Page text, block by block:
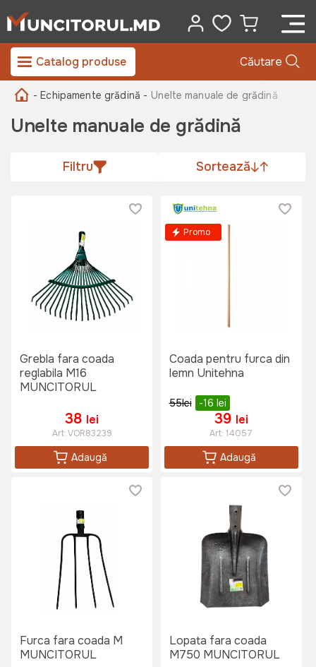
Catalog produse Căutare
- Echipamente grădină - Unelte manuale de grădină
Unelte manuale de grădină
Filtru Sortează
Grebla fara coada
reglabila M16
MUNCITORUL
38 lei
Art:VOR83239
Adaugă
Promo
Coada pentru furca din
lemn Unitehna
55lei -16 lei
39 lei
Art: 14057
Adaugă
Furca fara coada M
MUNCITORUL
Lopata fara coada
M750 MUNCITORUL